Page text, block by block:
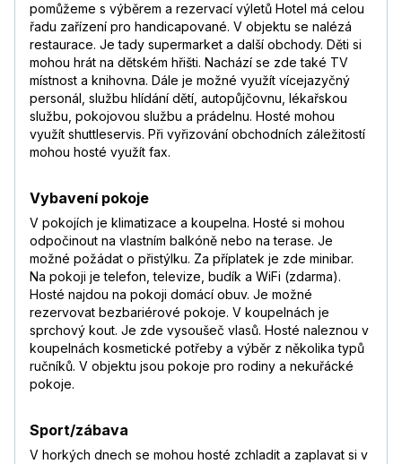
pomůžeme s výběrem a rezervací výletů Hotel má celou
řadu zařízení pro handicapované. V objektu se nalézá
restaurace. Je tady supermarket a další obchody. Děti si
mohou hrát na dětském hřišti. Nachází se zde také TV
místnost a knihovna. Dále je možné využít vícejazyčný
personál, službu hlídání dětí, autopůjčovnu, lékařskou
službu, pokojovou službu a prádelnu. Hosté mohou
využít shuttleservis. Při vyřizování obchodních záležitostí
mohou hosté využít fax.
Vybavení pokoje
V pokojích je klimatizace a koupelna. Hosté si mohou
odpočinout na vlastním balkóně nebo na terase. Je
možné požádat o přistýlku. Za příplatek je zde minibar.
Na pokoji je telefon, televize, budík a WiFi (zdarma).
Hosté najdou na pokoji domácí obuv. Je možné
rezervovat bezbariérové pokoje. V koupelnách je
sprchový kout. Je zde vysoušeč vlasů. Hosté naleznou v
koupelnách kosmetické potřeby a výběr z několika typů
ručníků. V objektu jsou pokoje pro rodiny a nekuřácké
pokoje.
Sport/zábava
V horkých dnech se mohou hosté zchladit a zaplavat si v